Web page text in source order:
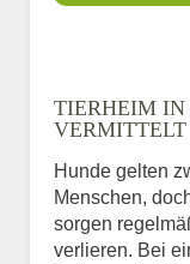
TIERHEIM
Hunde gelten
Menschen,
sorgen
verlieren. Bei